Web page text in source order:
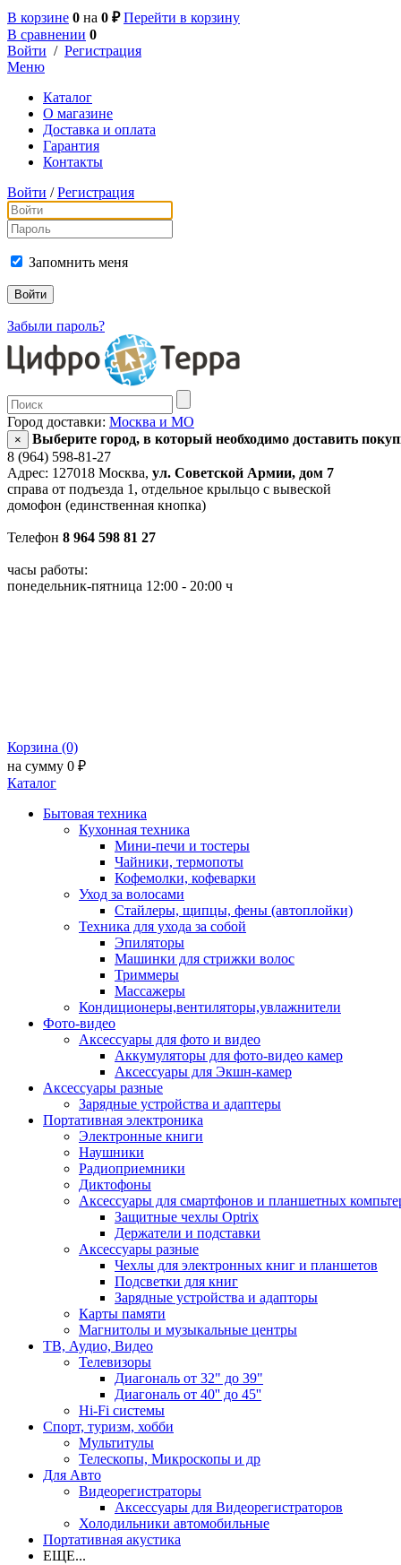
В корзине 0 на 0 ₽ Перейти в корзину
В сравнении 0
Войти / Регистрация
Меню
Каталог
О магазине
Доставка и оплата
Гарантия
Контакты
Войти / Регистрация
Запомнить меня
Забыли пароль?
Город доставки: Москва и МО
×
Выберите город, в который необходимо доставить
8 (964) 598-81-27
Адрес: 127018 Москва, ул. Советской Армии, дом 7
справа от подъезда 1, отдельное крыльцо с вывеской
домофон (единственная кнопка)
Телефон 8 964 598 81 27
часы работы:
понедельник-пятница 12:00 - 20:00 ч
Корзина (0)
на сумму 0 ₽
Каталог
Бытовая техника
Кухонная техника
Мини-печи и тостеры
Чайники, термопоты
Кофемолки, кофеварки
Уход за волосами
Стайлеры, щипцы, фены (автоплойки)
Техника для ухода за собой
Эпиляторы
Машинки для стрижки волос
Триммеры
Массажеры
Кондиционеры,вентиляторы,увлажнители
Фото-видео
Аксессуары для фото и видео
Аккумуляторы для фото-видео камер
Аксессуары для Экшн-камер
Аксессуары разные
Зарядные устройства и адаптеры
Портативная электроника
Электронные книги
Наушники
Радиоприемники
Диктофоны
Аксессуары для смартфонов и планшетных
Защитные чехлы Optrix
Держатели и подставки
Аксессуары разные
Чехлы для электронных книг и планшетов
Подсветки для книг
Зарядные устройства и адапторы
Карты памяти
Магнитолы и музыкальные центры
ТВ, Аудио, Видео
Телевизоры
Диагональ от 32" до 39"
Диагональ от 40'' до 45''
Hi-Fi системы
Спорт, туризм, хобби
Мультитулы
Телескопы, Микроскопы и др
Для Авто
Видеорегистраторы
Аксессуары для Видеорегистраторов
Холодильники автомобильные
Портативная акустика
ЕЩЕ...